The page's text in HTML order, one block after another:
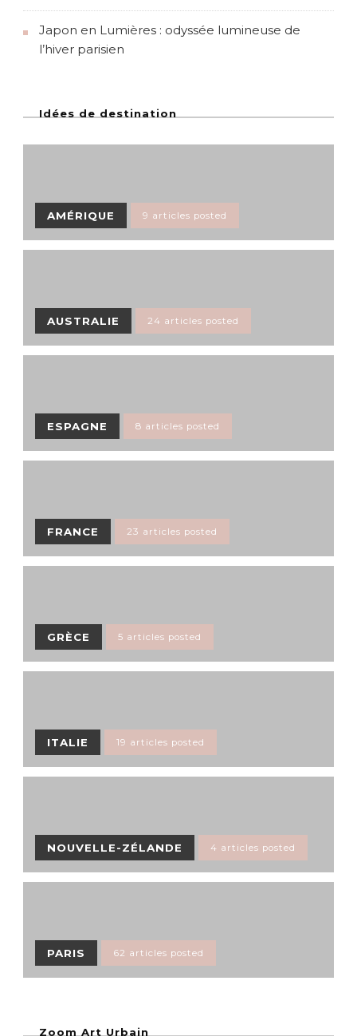
Japon en Lumières : odyssée lumineuse de
l’hiver parisien
Idées de destination
AMÉRIQUE 9 articles posted
AUSTRALIE 24 articles posted
ESPAGNE 8 articles posted
FRANCE 23 articles posted
GRÈCE 5 articles posted
ITALIE 19 articles posted
NOUVELLE-ZÉLANDE 4 articles posted
PARIS 62 articles posted
Zoom Art Urbain